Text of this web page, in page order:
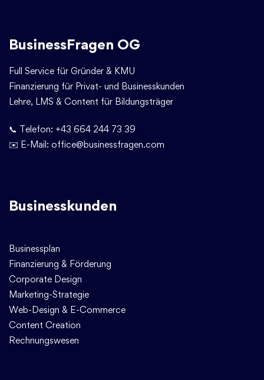
BusinessFragen OG
Full Service für Gründer & KMU
Finanzierung für Privat- und Businesskunden
Lehre, LMS & Content für Bildungsträger
📞 Telefon: +43 664 244 73 39
✉️ E-Mail: office@businessfragen.com
Businesskunden
Businessplan
Finanzierung & Förderung
Corporate Design
Marketing-Strategie
Web-Design & E-Commerce
Content Creation
Rechnungswesen